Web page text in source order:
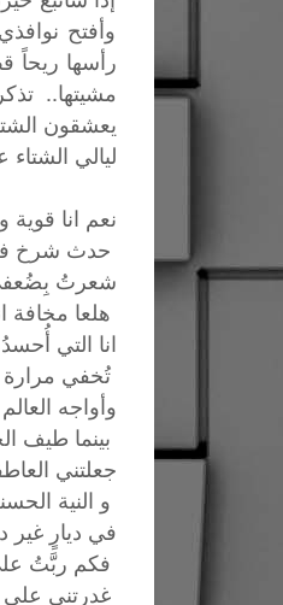
وأفتح
رأسها ريحاً
مشيتها..
يعشقون
ليالي
نعم انا
حدث شرخ
شعرتُ بِضُعفي
هلعا مخافة
انا التي
تُخفي مرارة
وأواجه
بينما طيف
جعلتني
و النية
في ديارٍ غير
فكم ربَّتُ
غدرتني